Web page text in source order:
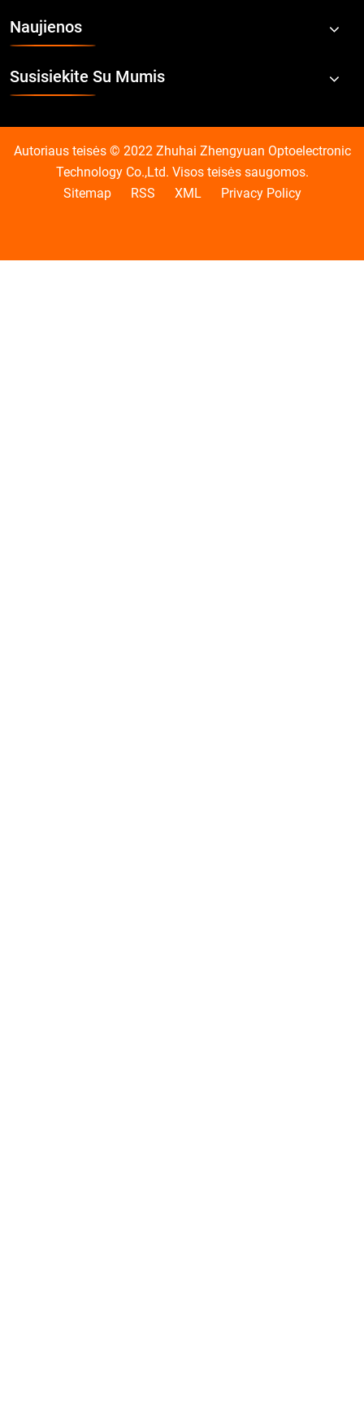
Naujienos
Susisiekite Su Mumis
Autoriaus teisės © 2022 Zhuhai Zhengyuan Optoelectronic
Technology Co.,Ltd. Visos teisės saugomos.
Sitemap
RSS XML Privacy Policy